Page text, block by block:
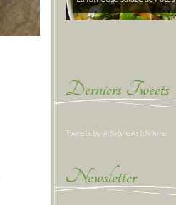
Derniers Tweets
Tweets by @SylvieArtdVivre
Newsletter